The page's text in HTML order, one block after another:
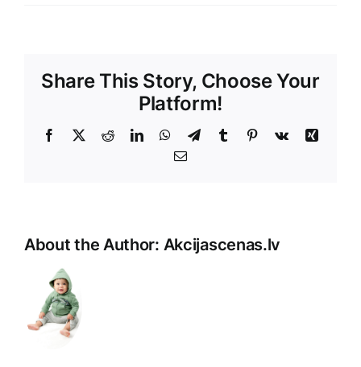
Share This Story, Choose Your
Platform!
Facebook
X RedditLinkedInWhatsApp
TelegramTumblr Pinterest
Vk
Xing
E-
About the Author: Akcijascenas.lv